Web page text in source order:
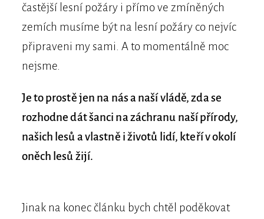
častější lesní požáry i přímo ve zmíněných
zemích musíme být na lesní požáry co nejvíc
připraveni my sami. A to momentálně moc
nejsme.
Je to prostě jen na nás a naší vládě, zda se
rozhodne dát šanci na záchranu naší přírody,
našich lesů a vlastně i životů lidí, kteří v okolí
oněch lesů žijí.
Jinak na konec článku bych chtěl poděkovat